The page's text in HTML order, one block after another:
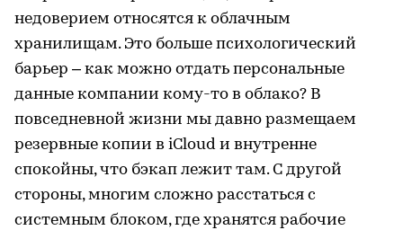
недоверием относятся к облачным
хранилищам. Это больше психологический
барьер – как можно отдать персональные
данные компании кому-то в облако? В
повседневной жизни мы давно размещаем
резервные копии в iCloud и внутренне
спокойны, что бэкап лежит там. С другой
стороны, многим сложно расстаться с
системным блоком, где хранятся рабочие